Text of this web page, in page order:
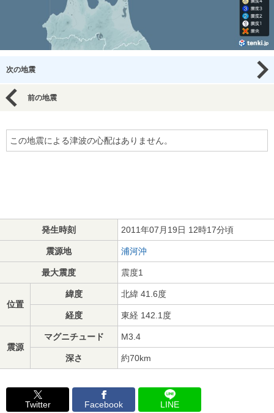
次の地震
前の地震
この地震による津波の心配はありません。
発生時刻 2011年07月19日 12時17分頃
震源地 浦河沖
最大震度 震度1
位置
緯度 北緯 41.6度
経度 東経 142.1度
震源
マグニチュード M3.4
深さ 約70km
Twitter Facebook LINE